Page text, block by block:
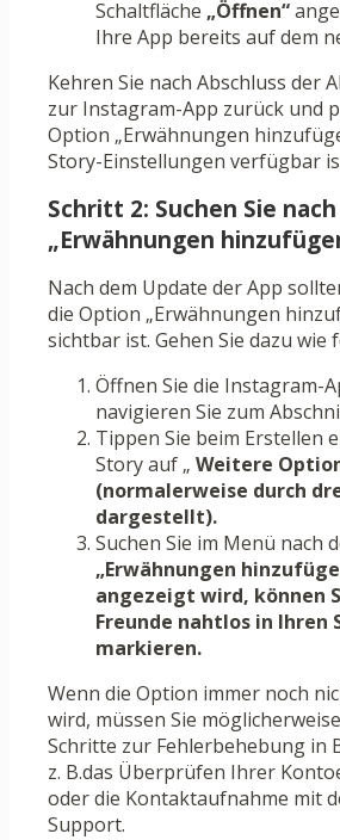
Schaltfläche „Öffnen“
Ihre App bereits auf dem
Kehren Sie nach Abschluss der
zur Instagram-App zurück und
Option „Erwähnungen
Story-Einstellungen verfügbar
Schritt 2: Suchen Sie
„Erwähnungen
Nach dem Update der App
die Option „Erwähnungen
sichtbar ist. Gehen Sie dazu wie
Öffnen Sie die Instagram-
navigieren Sie zum
Tippen Sie beim Erstellen
Story auf „ Weitere
(normalerweise durch
dargestellt).
Suchen Sie im Menü nach
„Erwähnungen
angezeigt wird, können
Freunde nahtlos in Ihren
markieren.
Wenn die Option immer noch
wird, müssen Sie
Schritte zur Fehlerbehebung in
z. B.das Überprüfen Ihrer
oder die Kontaktaufnahme mit
Support.